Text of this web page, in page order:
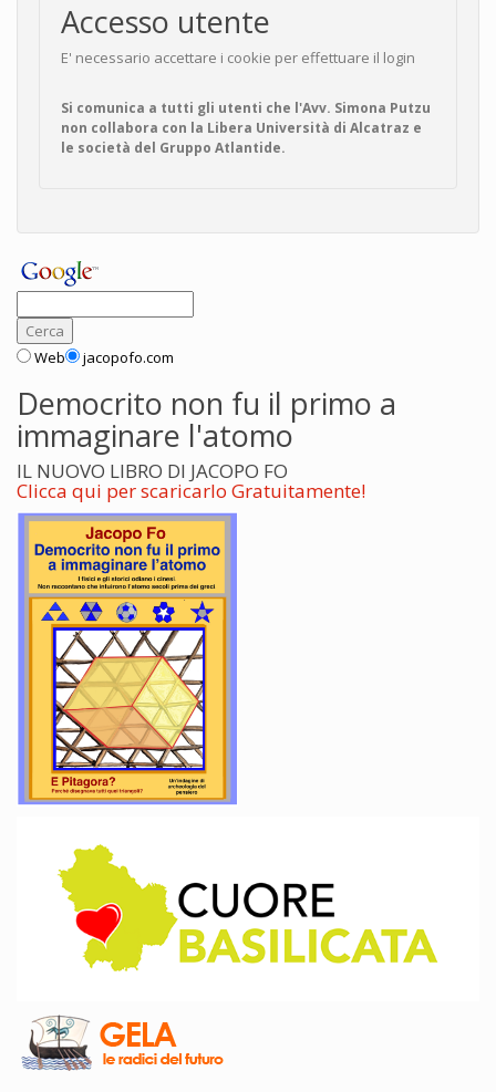
Accesso utente
E' necessario accettare i cookie per effettuare il login
Si comunica a tutti gli utenti che l'Avv. Simona Putzu
non collabora con la Libera Università di Alcatraz e
le società del Gruppo Atlantide.
Web jacopofo.com
Democrito non fu il primo a
immaginare l'atomo
IL NUOVO LIBRO DI JACOPO FO
Clicca qui per scaricarlo Gratuitamente!